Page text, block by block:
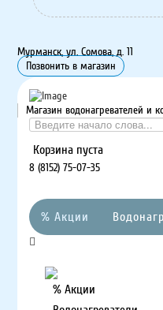
Мурманск, ул. Сомова, д. 11
Позвонить в магазин
Магазин водонагревателей и
Корзина пуста
8 (8152) 75-07-35
% Акции
% Акции